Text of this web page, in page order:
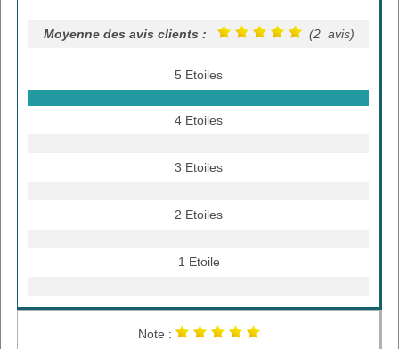
Moyenne des avis clients : (2 avis)
5 Etoiles
4 Etoiles
3 Etoiles
2 Etoiles
1 Etoile
Note :